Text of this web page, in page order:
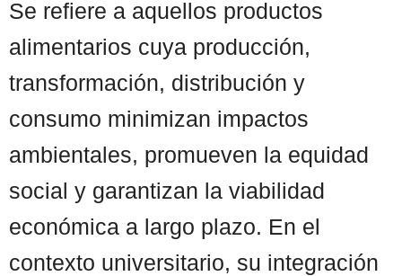
Se refiere a aquellos productos
alimentarios cuya producción,
transformación, distribución y
consumo minimizan impactos
ambientales, promueven la equidad
social y garantizan la viabilidad
económica a largo plazo. En el
contexto universitario, su integración